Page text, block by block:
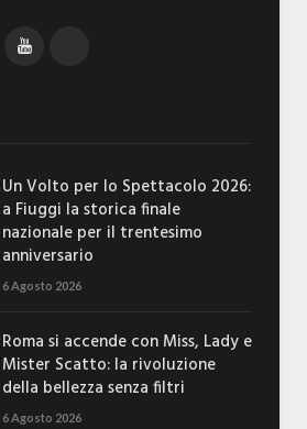
YouTube
Un Volto per lo Spettacolo 2026:
a Fiuggi la storica finale
nazionale per il trentesimo
anniversario
6 Agosto 2026
Roma si accende con Miss, Lady e
Mister Scatto: la rivoluzione
della bellezza senza filtri
6 Agosto 2026